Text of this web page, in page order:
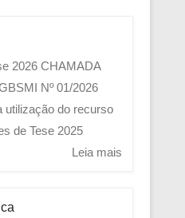
2026 CHAMADA
Nº 01/2026
utilização do recurso
de Tese 2025
Leia mais